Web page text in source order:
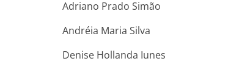
Adriano Prado Simão
Andréia Maria Silva
Denise Hollanda Iunes